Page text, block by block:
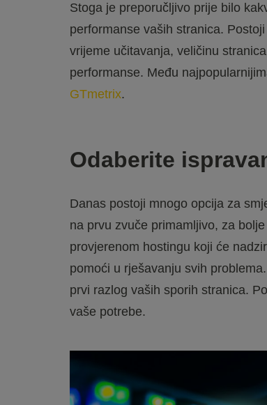
Stoga je preporučljivo prije bilo
performanse vaših stranica.
vrijeme učitavanja, veličinu
performanse. Među
GTmetrix.
Odaberite
Danas postoji mnogo opcija za
na prvu zvuče primamljivo, za
provjerenom hostingu koji će
pomoći u rješavanju svih
prvi razlog vaših sporih stranica.
vaše potrebe.